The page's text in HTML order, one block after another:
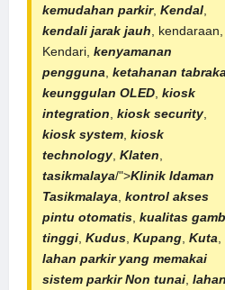
kemudahan parkir, Kendal,
kendali jarak jauh, kendaraan,
Kendari, kenyamanan
pengguna, ketahanan
keunggulan OLED, kiosk
integration, kiosk security,
kiosk system, kiosk
technology, Klaten,
tasikmalaya/">Klinik Idaman
Tasikmalaya, kontrol akses
pintu otomatis, kualitas
tinggi, Kudus, Kupang, Kuta,
lahan parkir yang memakai
sistem parkir Non tunai, lahan